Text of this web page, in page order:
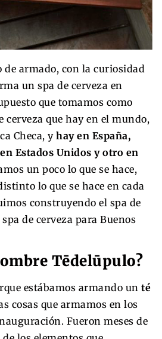
de armado, con la curiosidad
un spa de cerveza en
que tomamos como
cerveza que hay en el mundo,
Checa, yhay en España,
Estados Unidos y otro en
un poco lo que se hace,
lo que se hace en cada
construyendo el spa de
de cerveza para Buenos
Tēdelūpulo?
estábamos armando un té
cosas que armamos en los
Fueron meses de